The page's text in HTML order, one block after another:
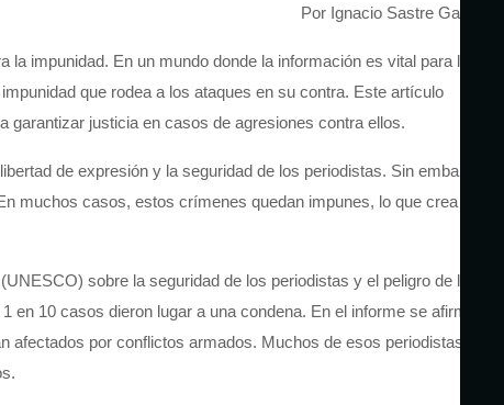
Por Ignacio Sastre García
impunidad. En un mundo donde la información es vital para la
que rodea a los ataques en su contra. Este artículo
garantizar justicia en casos de agresiones contra ellos.
de expresión y la seguridad de los periodistas. Sin embargo,
muchos casos, estos crímenes quedan impunes, lo que crea un
sobre la seguridad de los periodistas y el peligro de la
10 casos dieron lugar a una condena. En el informe se afirma
afectados por conflictos armados. Muchos de esos periodistas